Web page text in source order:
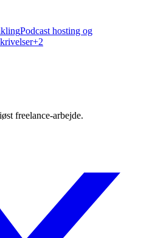
Podcast hosting og
+2
freelance-arbejde.